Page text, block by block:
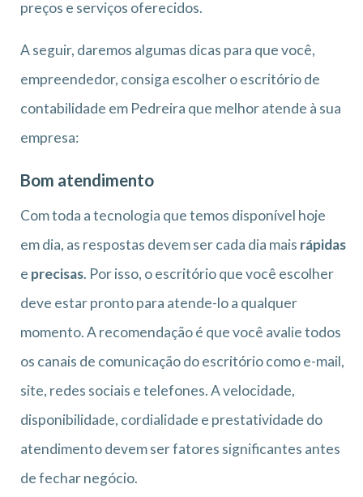
preços e serviços oferecidos.
A seguir, daremos algumas dicas para que você,
empreendedor, consiga escolher o escritório de
contabilidade em Pedreira que melhor atende à sua
empresa:
Bom atendimento
Com toda a tecnologia que temos disponível hoje
em dia, as respostas devem ser cada dia mais rápidas
e precisas. Por isso, o escritório que você escolher
deve estar pronto para atende-lo a qualquer
momento. A recomendação é que você avalie todos
os canais de comunicação do escritório como e-mail,
site, redes sociais e telefones. A velocidade,
disponibilidade, cordialidade e prestatividade do
atendimento devem ser fatores significantes antes
de fechar negócio.